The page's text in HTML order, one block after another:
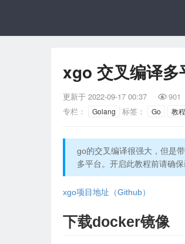
xgo 交叉编译多
更新于 2022-09-17 00:37  901
专栏：
Golang 标签： Go 教程
go的交叉编译很强大，但是
多平台。开启此教程前请确
xgo项目地址（Github）
下载docker镜像